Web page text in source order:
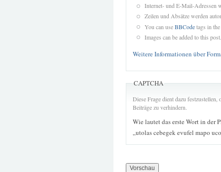
Internet- und E-Mail-Adressen
Zeilen und Absätze werden
You can useBBCodetags in
Images can be added to this post.
Weitere Informationen über
CAPTCHA
Diese Frage dient dazu
Beiträge zu verhindern.
Wie lautet das erste Wort in der
„utolas cebegek evufel mapo